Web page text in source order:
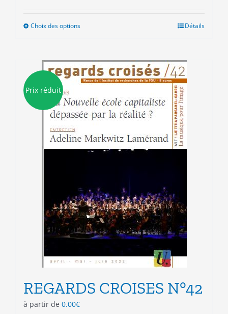
Choix des optionsCe
plusieurs
variations.
Les
peuvent
être
sur
la
Détails
Prix réduit
REGARDS CROISES N°42
à partir de 0.00€